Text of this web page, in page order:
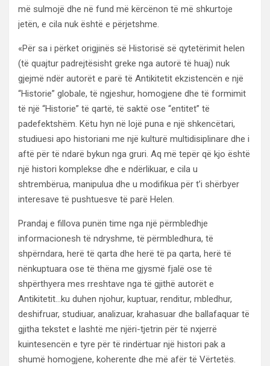
më sulmojë dhe në fund më kërcënon të më shkurtoje
jetën, e cila nuk është e përjetshme.
«Për sa i përket origjinës së Historisë së qytetërimit helen
(të quajtur padrejtësisht greke nga autorë të huaj) nuk
gjejmë ndër autorët e parë të Antikitetit ekzistencën e një
“Historie” globale, të ngjeshur, homogjene dhe të formimit
të një “Historie” të qartë, të saktë ose “entitet” të
padefektshëm. Këtu hyn në lojë puna e një shkencëtari,
studiuesi apo historiani me një kulturë multidisiplinare dhe i
aftë për të ndarë bykun nga gruri. Aq më tepër që kjo është
një histori komplekse dhe e ndërlikuar, e cila u
shtrembërua, manipulua dhe u modifikua për t’i shërbyer
interesave të pushtuesve të parë Helen.
Prandaj e fillova punën time nga një përmbledhje
informacionesh të ndryshme, të përmbledhura, të
shpërndara, herë të qarta dhe herë të pa qarta, herë të
nënkuptuara ose të thëna me gjysmë fjalë ose të
shpërthyera mes rreshtave nga të gjithë autorët e
Antikitetit…ku duhen njohur, kuptuar, renditur, mbledhur,
deshifruar, studiuar, analizuar, krahasuar dhe ballafaquar të
gjitha tekstet e lashtë me njëri-tjetrin për të nxjerrë
kuintesencën e tyre për të rindërtuar një histori pak a
shumë homogjene, koherente dhe më afër të Vërtetës.